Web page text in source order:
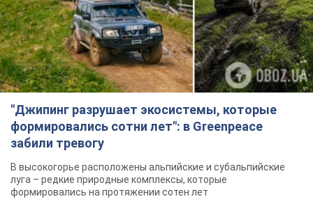
"Джипинг разрушает экосистемы, которые
формировались сотни лет": в Greenpeace
забили тревогу
В высокогорье расположены альпийские и субальпийские
луга – редкие природные комплексы, которые
формировались на протяжении сотен лет